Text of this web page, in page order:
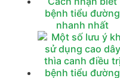
bệnh tiểu đường
nhanh nhất